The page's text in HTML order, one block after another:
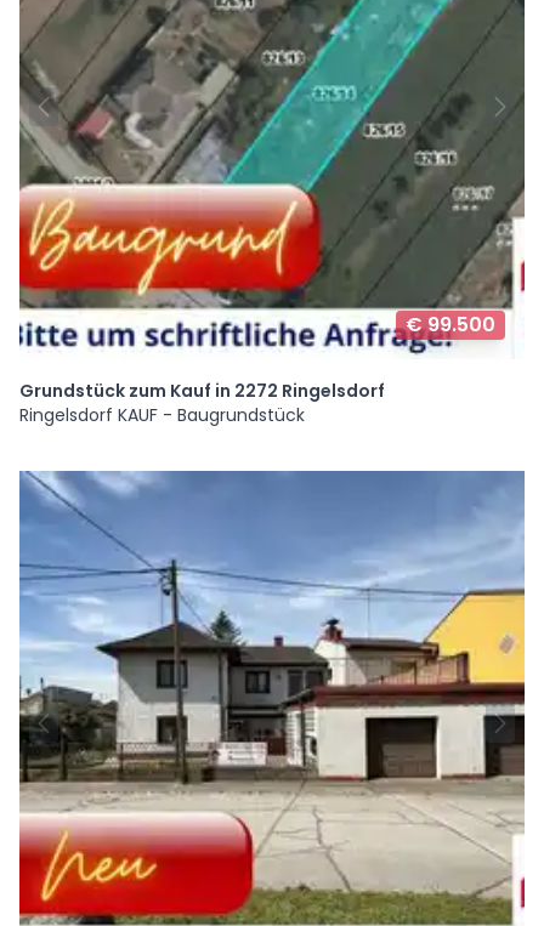
€ 99.500
Grundstück zum Kauf in 2272 Ringelsdorf
Ringelsdorf KAUF - Baugrundstück